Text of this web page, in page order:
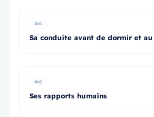
#61
Sa conduite avant de dormir et
#62
Ses rapports humains